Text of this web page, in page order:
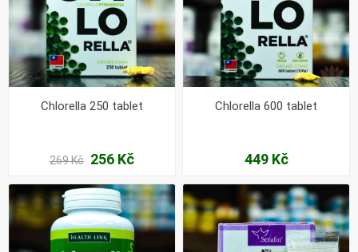
Chlorella 250 tablet
269 Kč 256 Kč
Chlorella 600 tablet
449 Kč